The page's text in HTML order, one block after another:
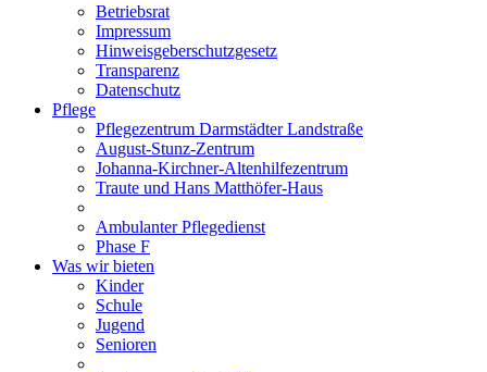
Betriebsrat
Impressum
Hinweisgeberschutzgesetz
Transparenz
Datenschutz
Pflege
Pflegezentrum Darmstädter Landstraße
August-Stunz-Zentrum
Johanna-Kirchner-Altenhilfezentrum
Traute und Hans Matthöfer-Haus
Ambulanter Pflegedienst
Phase F
Was wir bieten
Kinder
Schule
Jugend
Senioren